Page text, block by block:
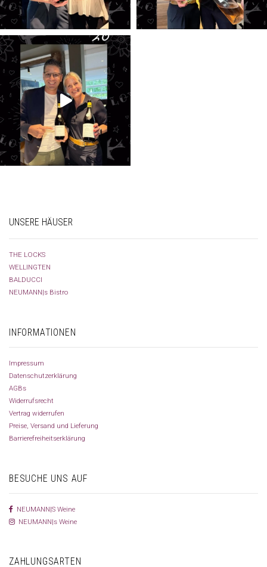
UNSERE HÄUSER
THE LOCKS
WELLINGTEN
BALDUCCI
NEUMANN|s Bistro
INFORMATIONEN
Impressum
Datenschutzerklärung
AGBs
Widerrufsrecht
Vertrag widerrufen
Preise, Versand und Lieferung
Barrierefreiheitserklärung
BESUCHE UNS AUF
NEUMANN|S Weine
NEUMANN|s Weine
ZAHLUNGSARTEN